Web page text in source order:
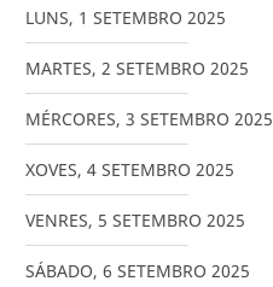
LUNS, 1 SETEMBRO 2025
MARTES, 2 SETEMBRO 2025
MÉRCORES, 3 SETEMBRO 2025
XOVES, 4 SETEMBRO 2025
VENRES, 5 SETEMBRO 2025
SÁBADO, 6 SETEMBRO 2025